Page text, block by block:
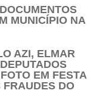
MUNICÍPIO NA
AZI, ELMAR
EM FESTA
FRAUDES DO